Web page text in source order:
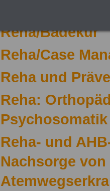
Reha/Badekur
Reha/Case
Reha und
Reha:
Reha- und
Nachsorge